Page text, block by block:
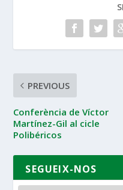
PREVIOUS
Conferència de Víctor
Martínez-Gil al cicle
Polibéricos
SEGUEIX-NOS